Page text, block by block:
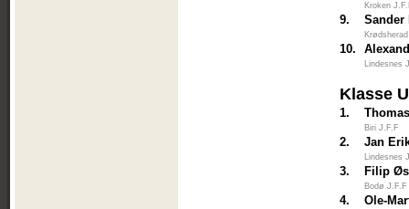
Kroken
9. Sander
10.
Lindesnes
Klasse U
1.
Biri J.F.F
2. Jan
Lindesnes
3. Filip
Bodø J.F.F
4. Ole-